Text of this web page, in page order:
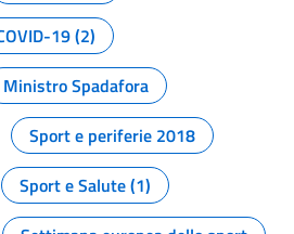
19 (2)
Ministro Spadafora
Sport e periferie 2018
Sport e Salute (1)